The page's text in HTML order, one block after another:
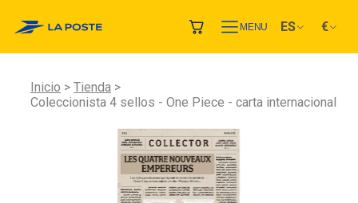
MENU ES €
Inicio
Tienda
Coleccionista 4 sellos - One Piece - carta internacional